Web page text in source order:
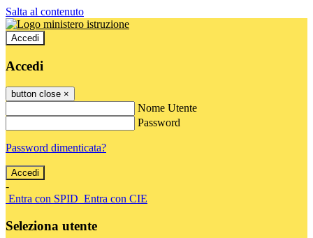
Salta al contenuto
Accedi
Accedi
button close ×
Nome Utente
Password
Password dimenticata?
-
Entra con SPID Entra con CIE
Seleziona utente